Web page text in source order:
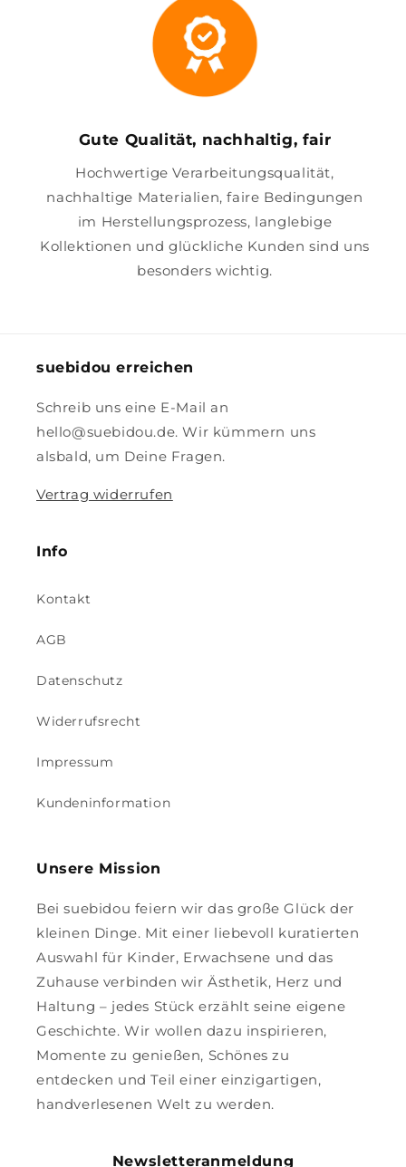
Gute Qualität, nachhaltig, fair
Hochwertige Verarbeitungsqualität,
nachhaltige Materialien, faire Bedingungen
im Herstellungsprozess, langlebige
Kollektionen und glückliche Kunden sind uns
besonders wichtig.
suebidou erreichen
Schreib uns eine E-Mail an
hello@suebidou.de. Wir kümmern uns
alsbald, um Deine Fragen.
Vertrag widerrufen
Info
Kontakt
AGB
Datenschutz
Widerrufsrecht
Impressum
Kundeninformation
Unsere Mission
Bei suebidou feiern wir das große Glück der
kleinen Dinge. Mit einer liebevoll kuratierten
Auswahl für Kinder, Erwachsene und das
Zuhause verbinden wir Ästhetik, Herz und
Haltung – jedes Stück erzählt seine eigene
Geschichte. Wir wollen dazu inspirieren,
Momente zu genießen, Schönes zu
entdecken und Teil einer einzigartigen,
handverlesenen Welt zu werden.
Newsletteranmeldung